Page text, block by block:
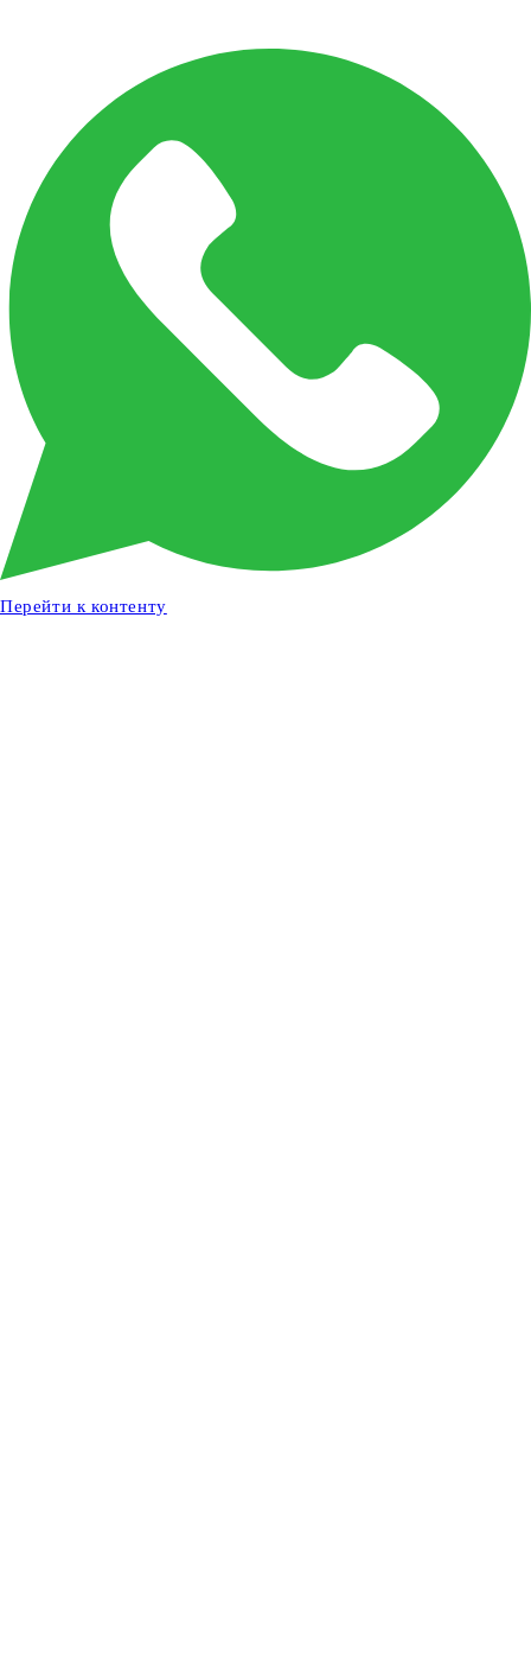
Перейти к контенту